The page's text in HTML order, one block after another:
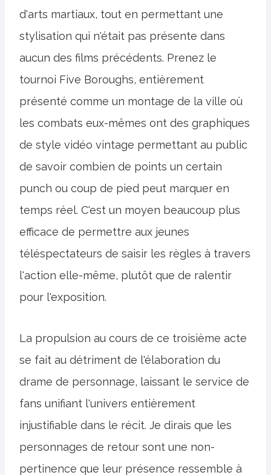
d'arts martiaux, tout en permettant une
stylisation qui n'était pas présente dans
aucun des films précédents. Prenez le
tournoi Five Boroughs, entièrement
présenté comme un montage de la ville où
les combats eux-mêmes ont des graphiques
de style vidéo vintage permettant au public
de savoir combien de points un certain
punch ou coup de pied peut marquer en
temps réel. C'est un moyen beaucoup plus
efficace de permettre aux jeunes
téléspectateurs de saisir les règles à travers
l'action elle-même, plutôt que de ralentir
pour l'exposition.
La propulsion au cours de ce troisième acte
se fait au détriment de l'élaboration du
drame de personnage, laissant le service de
fans unifiant l'univers entièrement
injustifiable dans le récit. Je dirais que les
personnages de retour sont une non-
pertinence que leur présence ressemble à